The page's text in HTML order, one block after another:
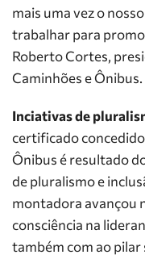
mais uma vez o
trabalhar para
Roberto Cortes,
Caminhões e Ônibus.
Inciativas de
certificado
Ônibus é resultado
de pluralismo e
montadora avançou
consciência na
também com ao pilar